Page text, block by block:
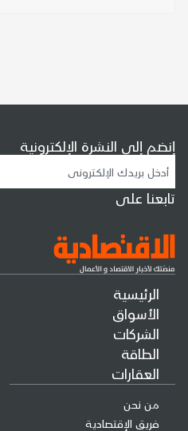
الرئيسية
الأسواق
الشركات
الطاقة
العقارات
من نحن
فريق الإقتصادية
إنضم إلى النشرة الإلكترونية
تابعنا على